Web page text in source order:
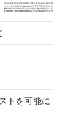
トを可能に